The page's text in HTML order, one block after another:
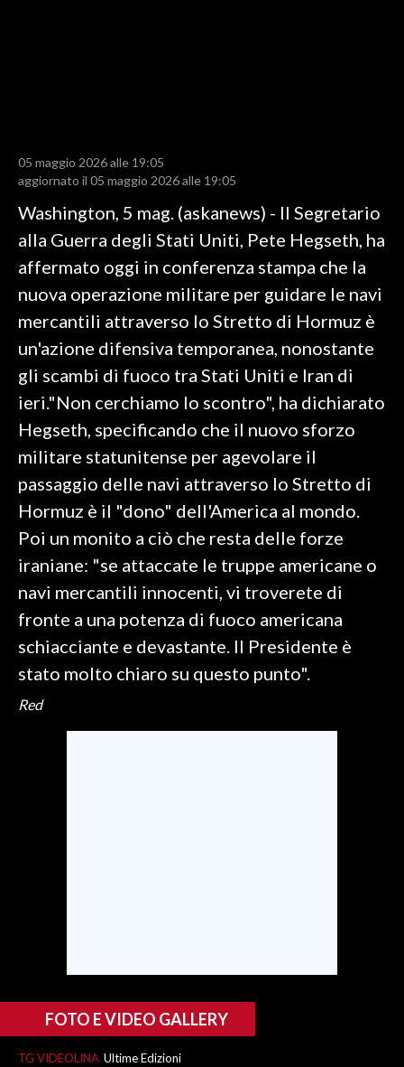
RISULTATI E CLASSIFICHE
CALCIO REGIONALE
BASKET
VOLLEY
MOTORI
TENNIS
ALTRI SPORT
CULTURA
SPETTACOLI
GOSSIP
SALUTE
SARDEGNA TURISMO
SARDI NEL MONDO
NOTIZIE
EVENTI
STORE
05 maggio 2026 alle 19:05
aggiornato il 05 maggio 2026 alle 19:05
Washington, 5 mag. (askanews) - Il Segretario
alla Guerra degli Stati Uniti, Pete Hegseth, ha
affermato oggi in conferenza stampa che la
nuova operazione militare per guidare le navi
mercantili attraverso lo Stretto di Hormuz è
un'azione difensiva temporanea, nonostante
gli scambi di fuoco tra Stati Uniti e Iran di
ieri."Non cerchiamo lo scontro", ha dichiarato
Hegseth, specificando che il nuovo sforzo
militare statunitense per agevolare il
passaggio delle navi attraverso lo Stretto di
Hormuz è il "dono" dell'America al mondo.
Poi un monito a ciò che resta delle forze
iraniane: "se attaccate le truppe americane o
navi mercantili innocenti, vi troverete di
fronte a una potenza di fuoco americana
schiacciante e devastante. Il Presidente è
stato molto chiaro su questo punto".
Red
FOTO E VIDEO GALLERY
TG VIDEOLINA Ultime Edizioni